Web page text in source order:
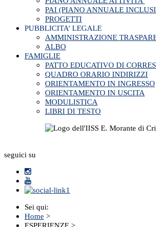
PAI (PIANO ANNUALE
PROGETTI
PUBBLICITA’ LEGALE
AMMINISTRAZIONE
ALBO
FAMIGLIE
PATTO EDUCATIVO DI
QUADRO ORARIO INDIRIZZI
ORIENTAMENTO IN INGRESSO
ORIENTAMENTO IN USCITA
MODULISTICA
LIBRI DI TESTO
seguici su
Sei qui:
Home >
ESPERIENZE >